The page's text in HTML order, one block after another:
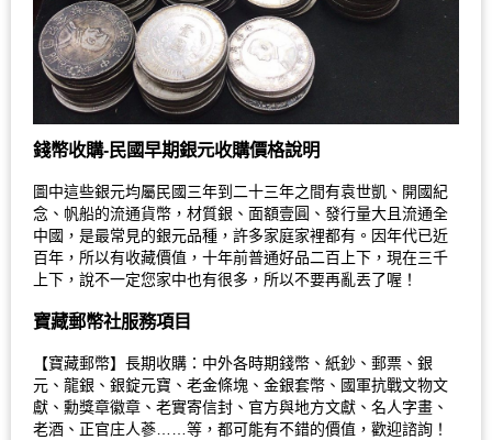
錢幣收購-民國早期銀元收購價格說明
圖中這些銀元均屬民國三年到二十三年之間有袁世凱、開國紀
念、帆船的流通貨幣，材質銀、面額壹圓、發行量大且流通全
中國，是最常見的銀元品種，許多家庭家裡都有。因年代已近
百年，所以有收藏價值，十年前普通好品二百上下，現在三千
上下，說不一定您家中也有很多，所以不要再亂丟了喔！
寶藏郵幣社服務項目
【寶藏郵幣】長期收購：中外各時期錢幣、紙鈔、郵票、銀
元、龍銀、銀錠元寶、老金條塊、金銀套幣、國軍抗戰文物文
獻、勳獎章徽章、老實寄信封、官方與地方文獻、名人字畫、
老酒、正官庄人蔘……等，都可能有不錯的價值，歡迎諮詢！